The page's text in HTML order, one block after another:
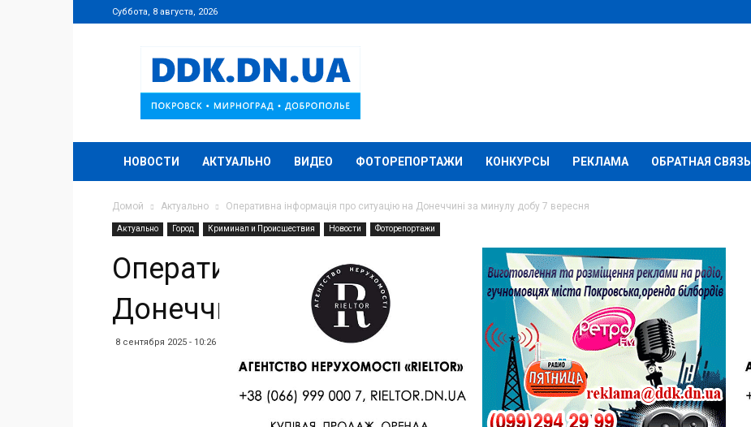
Суббота, 8 августа, 2026
DDK.DN.UA
НОВОСТИ АКТУАЛЬНО ВИДЕО ФОТОРЕПОРТАЖИ КОНКУРСЫ РЕКЛАМА ОБРАТНАЯ СВЯЗЬ
Домой Актуально Оперативна інформація про ситуацію на Донеччині за минулу добу 7 вересня
Актуально Город Криминал и Происшествия Новости Фоторепортажи
Оперативна інформація про ситуацію на
Донеччині за минулу добу 7 вересня
8 сентября 2025 - 10:26